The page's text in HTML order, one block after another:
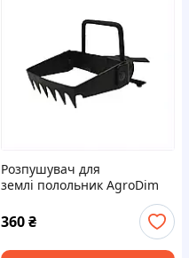
Розпушувач для
землі полольник AgroDim
"Жук""-Pro гартована сталь
65 г 8K027E3X24
360₴